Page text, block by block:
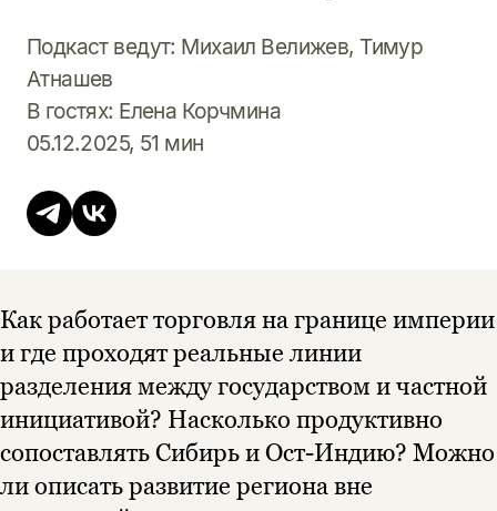
Подкаст ведут: Михаил Велижев, Тимур
Атнашев
В гостях: Елена Корчмина
05.12.2025, 51 мин
Как работает торговля на границе империи
и где проходят реальные линии
разделения между государством и частной
инициативой? Насколько продуктивно
сопоставлять Сибирь и Ост-Индию? Можно
ли описать развитие региона вне